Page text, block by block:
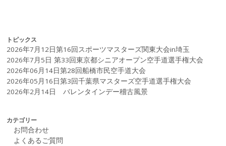
トピックス
2026年7月12日第16回スポーツマスターズ関東大会in埼玉
2026年7月5日 第33回東京都シニアオープン空手道選手権大会
2026年06月14日第28回船橋市民空手道大会
2026年05月16日第3回千葉県マスターズ空手道選手権大会
2026年2月14日 バレンタインデー稽古風景
カテゴリー
お問合わせ
よくあるご質問